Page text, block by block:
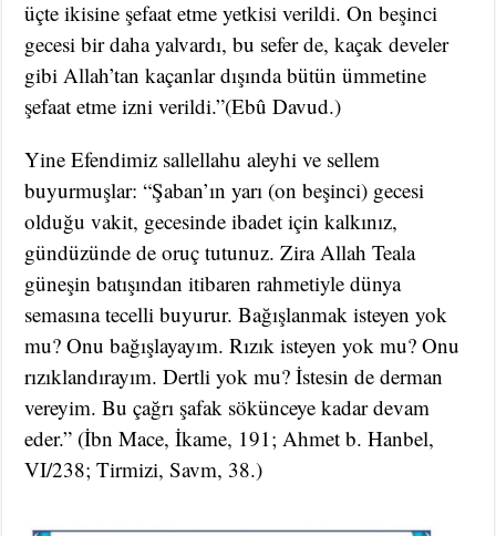
üçte ikisine şefaat etme yetkisi verildi. On beşinci
gecesi bir daha yalvardı, bu sefer de, kaçak develer
gibi Allah’tan kaçanlar dışında bütün ümmetine
şefaat etme izni verildi.”(Ebû Davud.)
Yine Efendimiz sallellahu aleyhi ve sellem
buyurmuşlar: “Şaban’ın yarı (on beşinci) gecesi
olduğu vakit, gecesinde ibadet için kalkınız,
gündüzünde de oruç tutunuz. Zira Allah Teala
güneşin batışından itibaren rahmetiyle dünya
semasına tecelli buyurur. Bağışlanmak isteyen yok
mu? Onu bağışlayayım. Rızık isteyen yok mu? Onu
rızıklandırayım. Dertli yok mu? İstesin de derman
vereyim. Bu çağrı şafak sökünceye kadar devam
eder.” (İbn Mace, İkame, 191; Ahmet b. Hanbel,
VI/238; Tirmizi, Savm, 38.)